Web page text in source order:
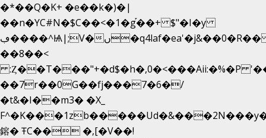
�*��Q�K+ �e��k�)�|
��n�YC#N�$C��<�1�g֡��+ $"�I�y
ڢ����^Ѩ|;V�ں�q4laf�ea'�j&��0�R�� J0O
��8��<
:Ȥ��T���"+�d$�h�,0�<���Aii:�%�P
��7r��0G��fj���7�6�/
�t&�I��m3� �X_
鎔� ŦC�� �,[�V��!